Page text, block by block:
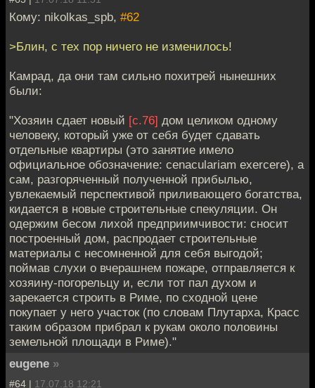
Кому: nikolkas_spb, #62
>Блин, с тех пор ничего не изменилось!
Камрад, да они там сильно похитрей нынешних
были:
"Хозяин сдает новый [с.76] дом целиком одному
человеку, который уже от себя будет сдавать
отдельные квартиры (это занятие имело
официальное обозначение: cenaculariam exercere), а
сам, разгоряченный полученной прибылью,
увлекаемый перспективой приливающего богатства,
кидается в новые строительные спекуляции. Он
одержим бесом лихой предприимчивости: сносит
построенный дом, распродает строительные
материалы с несомненной для себя выгодой;
поймав слухи о вчерашнем пожаре, отправляется к
хозяину-погорельцу и, если тот пал духом и
зарекается строить в Риме, по сходной цене
покупает у него участок (по словам Плутарха, Красс
таким образом прибрал к рукам около половины
земельной площади в Риме)."
eugene »
#64 | 17.07.18 12:21